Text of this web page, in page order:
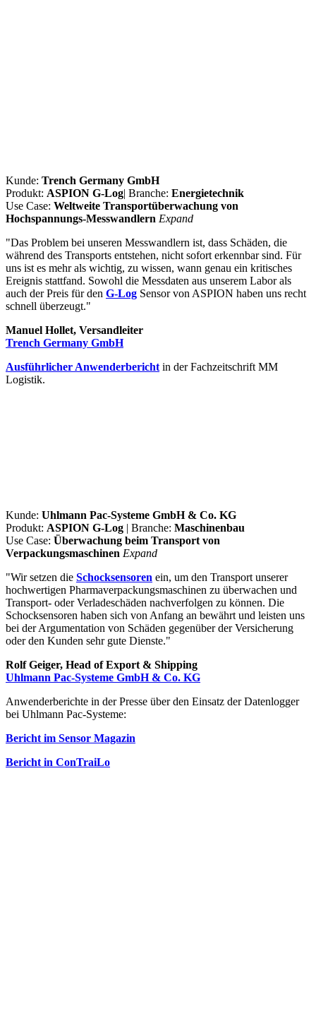
Kunde: Trench Germany GmbH
Produkt: ASPION G-Log| Branche: Energietechnik
Use Case: Weltweite Transportüberwachung von
Hochspannungs-Messwandlern Expand
"Das Problem bei unseren Messwandlern ist, dass Schäden, die
während des Transports entstehen, nicht sofort erkennbar sind. Für
uns ist es mehr als wichtig, zu wissen, wann genau ein kritisches
Ereignis stattfand. Sowohl die Messdaten aus unserem Labor als
auch der Preis für den G-Log Sensor von ASPION haben uns recht
schnell überzeugt."
Manuel Hollet, Versandleiter
Trench Germany GmbH
Ausführlicher Anwenderbericht in der Fachzeitschrift MM
Logistik.
Kunde: Uhlmann Pac-Systeme GmbH & Co. KG
Produkt: ASPION G-Log | Branche: Maschinenbau
Use Case: Überwachung beim Transport von
Verpackungsmaschinen Expand
"Wir setzen die Schocksensoren ein, um den Transport unserer
hochwertigen Pharmaverpackungsmaschinen zu überwachen und
Transport- oder Verladeschäden nachverfolgen zu können. Die
Schocksensoren haben sich von Anfang an bewährt und leisten uns
bei der Argumentation von Schäden gegenüber der Versicherung
oder den Kunden sehr gute Dienste."
Rolf Geiger, Head of Export & Shipping
Uhlmann Pac-Systeme GmbH & Co. KG
Anwenderberichte in der Presse über den Einsatz der Datenlogger
bei Uhlmann Pac-Systeme:
Bericht im Sensor Magazin
Bericht in ConTraiLo